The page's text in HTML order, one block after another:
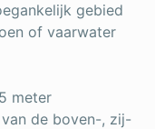
gebied
of vaarwater
meter
de boven-, zij-